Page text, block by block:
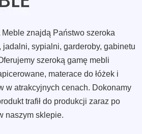
znajdą Państwo szeroka
sypialni, garderoby, gabinetu
szeroką gamę mebli
materace do łóżek i
w atrakcyjnych cenach. Dokonamy
trafił do produkcji zaraz po
naszym sklepie.